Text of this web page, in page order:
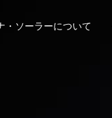
・ソーラーについて